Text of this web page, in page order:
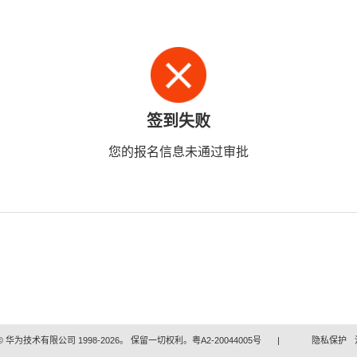
签到失败
您的报名信息未通过审批
华为技术有限公司 1998-2026。 保留一切权利。粤A2-20044005号 | 隐私保护